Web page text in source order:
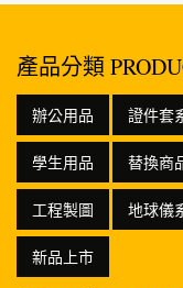
產品分類
辦公用品 證件套
學生用品 替換商
工程製圖 地球儀
新品上市